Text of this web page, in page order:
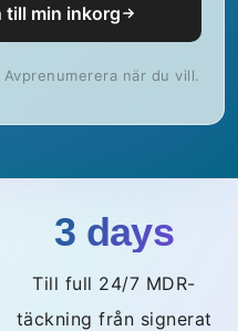
till min inkorg
när du vill.
3 days
Till full 24/7 MDR-
täckning från signerat